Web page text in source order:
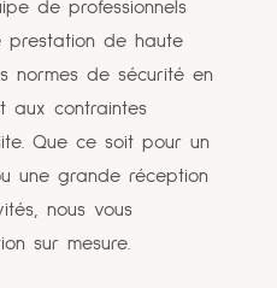
de professionnels
prestation de haute
normes de sécurité en
aux contraintes
Que ce soit pour un
une grande réception
nous vous
sur mesure.